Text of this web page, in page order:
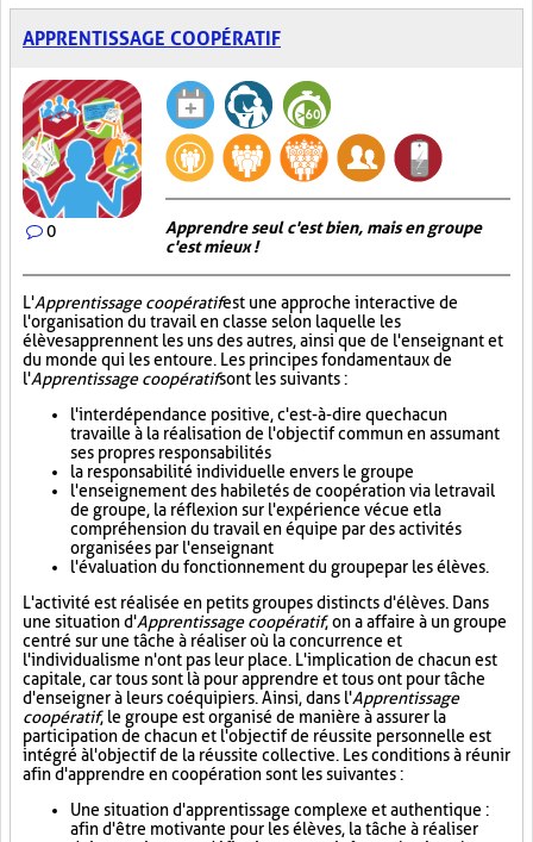
APPRENTISSAGE COOPÉRATIF
0
Apprendre seul c'est bien, mais en groupe
c'est mieux !
L'Apprentissage coopératifest une approche interactive de
l'organisation du travail en classe selon laquelle les
élèves apprennent les uns des autres, ainsi que de l'enseignant et
du monde qui les entoure. Les principes fondamentaux de
l'Apprentissage coopératifsont les suivants :
l'interdépendance positive, c'est-à-dire que chacun
travaille à la réalisation de l'objectif commun en assumant
ses propres responsabilités
la responsabilité individuelle envers le groupe
l'enseignement des habiletés de coopération via le travail
de groupe, la réflexion sur l'expérience vécue et la
compréhension du travail en équipe par des activités
organisées par l'enseignant
l'évaluation du fonctionnement du groupe par les élèves.
L'activité est réalisée en petits groupes distincts d'élèves. Dans
une situation d'Apprentissage coopératif, on a affaire à un groupe
centré sur une tâche à réaliser où la concurrence et
l'individualisme n'ont pas leur place. L'implication de chacun est
capitale, car tous sont là pour apprendre et tous ont pour tâche
d'enseigner à leurs coéquipiers. Ainsi, dans l'Apprentissage
coopératif, le groupe est organisé de manière à assurer la
participation de chacun et l'objectif de réussite personnelle est
intégré à l'objectif de la réussite collective. Les conditions à réunir
afin d'apprendre en coopération sont les suivantes :
Une situation d'apprentissage complexe et authentique :
afin d'être motivante pour les élèves, la tâche à réaliser